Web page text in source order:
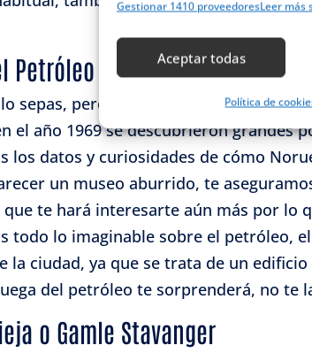
Uso de perfiles para la selección de
servicios, Uso de datos limitados
Cotejo y combinación de datos
Vincular diferentes dispositivos,
información transmitida de forma
Garantizar la seguridad,
fallos, Ofrecer y presentar
comunicar las preferencias
Gestionar 1410 proveedoresLeer más
Aceptar todas
Política de
Petróleo de Stavanger
sepas, pero Noruega pasó de ser
el año 1969 se descubrieron grandes
los datos y curiosidades de cómo
un museo aburrido, te
te hará interesarte aún más por lo
todo lo imaginable sobre el petróleo,
la ciudad, ya que se trata de un
del petróleo te sorprenderá, no te
o Gamle Stavanger